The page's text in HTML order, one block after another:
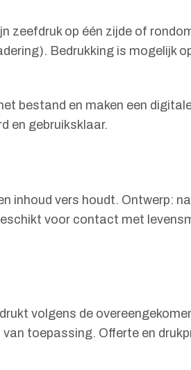
zeefdruk op één zijde of
Bedrukking is mogelijk
bestand en maken een
en gebruiksklaar.
inhoud vers houdt. Ontwerp:
voor contact met
volgens de
toepassing. Offerte en